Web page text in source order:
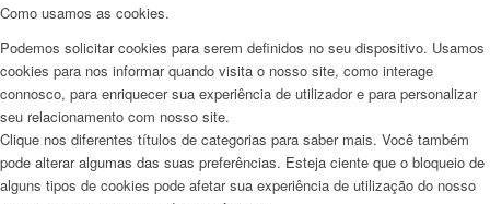
Como usamos as cookies.
Podemos solicitar cookies para serem definidos no seu dispositivo. Usamos
cookies para nos informar quando visita o nosso site, como interage
connosco, para enriquecer sua experiência de utilizador e para personalizar
seu relacionamento com nosso site.
Clique nos diferentes títulos de categorias para saber mais. Você também
pode alterar algumas das suas preferências. Esteja ciente que o bloqueio de
alguns tipos de cookies pode afetar sua experiência de utilização do nosso